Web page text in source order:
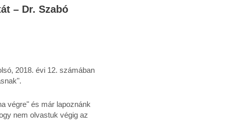
– Dr. Szabó
2018. évi 12. számában
végre" és már lapoznánk
nem olvastuk végig az